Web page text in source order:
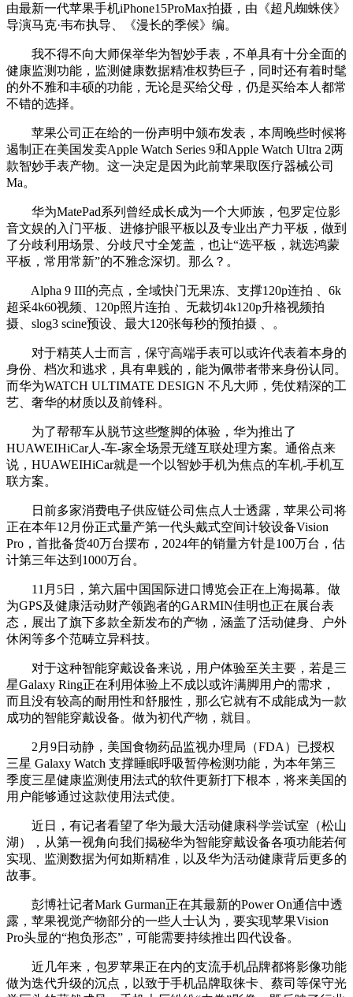
由最新一代苹果手机iPhone15ProMax拍摄，由《超凡蜘蛛侠》
导演马克·韦布执导、《漫长的季候》编。
我不得不向大师保举华为智妙手表，不单具有十分全面的
健康监测功能，监测健康数据精准权势巨子，同时还有着时髦
的外不雅和丰硕的功能，无论是买给父母，仍是买给本人都常
不错的选择。
苹果公司正在给的一份声明中颁布发表，本周晚些时候将
遏制正在美国发卖Apple Watch Series 9和Apple Watch Ultra 2两
款智妙手表产物。这一决定是因为此前苹果取医疗器械公司
Ma。
华为MatePad系列曾经成长成为一个大师族，包罗定位影
音文娱的入门平板、进修护眼平板以及专业出产力平板，做到
了分歧利用场景、分歧尺寸全笼盖，也让“选平板，就选鸿蒙
平板，常用常新”的不雅念深切。那么？。
Alpha 9 III的亮点，全域快门无果冻、支撑120p连拍 、6k
超采4k60视频、120p照片连拍 、无裁切4k120p升格视频拍
摄、slog3 scine预设、最大120张每秒的预拍摄 、。
对于精英人士而言，保守高端手表可以或许代表着本身的
身份、档次和逃求，具有卑贱的，能为佩带者带来身份认同。
而华为WATCH ULTIMATE DESIGN 不凡大师，凭仗精深的工
艺、奢华的材质以及前锋科。
为了帮帮车从脱节这些蹩脚的体验，华为推出了
HUAWEIHiCar人-车-家全场景无缝互联处理方案。通俗点来
说，HUAWEIHiCar就是一个以智妙手机为焦点的车机-手机互
联方案。
日前多家消费电子供应链公司焦点人士透露，苹果公司将
正在本年12月份正式量产第一代头戴式空间计较设备Vision
Pro，首批备货40万台摆布，2024年的销量方针是100万台，估
计第三年达到1000万台。
11月5日，第六届中国国际进口博览会正在上海揭幕。做
为GPS及健康活动财产领跑者的GARMIN佳明也正在展台表
态，展出了旗下多款全新发布的产物，涵盖了活动健身、户外
休闲等多个范畴立异科技。
对于这种智能穿戴设备来说，用户体验至关主要，若是三
星Galaxy Ring正在利用体验上不成以或许满脚用户的需求，
而且没有较高的耐用性和舒服性，那么它就有不成能成为一款
成功的智能穿戴设备。做为初代产物，就目。
2月9日动静，美国食物药品监视办理局（FDA）已授权
三星 Galaxy Watch 支撑睡眠呼吸暂停检测功能，为本年第三
季度三星健康监测使用法式的软件更新打下根本，将来美国的
用户能够通过这款使用法式使。
近日，有记者看望了华为最大活动健康科学尝试室（松山
湖），从第一视角向我们揭秘华为智能穿戴设备各项功能若何
实现、监测数据为何如斯精准，以及华为活动健康背后更多的
故事。
彭博社记者Mark Gurman正在其最新的Power On通信中透
露，苹果视觉产物部分的一些人士认为，要实现苹果Vision
Pro头显的“抱负形态”，可能需要持续推出四代设备。
近几年来，包罗苹果正在内的支流手机品牌都将影像功能
做为迭代升级的沉点，以致于手机品牌取徕卡、蔡司等保守光